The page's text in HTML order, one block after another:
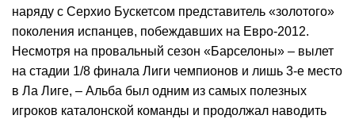
наряду с Серхио Бускетсом представитель «золотого»
поколения испанцев, побеждавших на Евро-2012.
Несмотря на провальный сезон «Барселоны» – вылет
на стадии 1/8 финала Лиги чемпионов и лишь 3-е место
в Ла Лиге, – Альба был одним из самых полезных
игроков каталонской команды и продолжал наводить